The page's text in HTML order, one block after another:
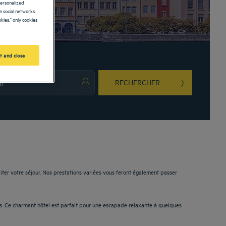
RECHERCHER
votre séjour. Nos prestations variées vous feront également passer
charmant hôtel est parfait pour une escapade relaxante à quelques
social networks.
only cookies
and close